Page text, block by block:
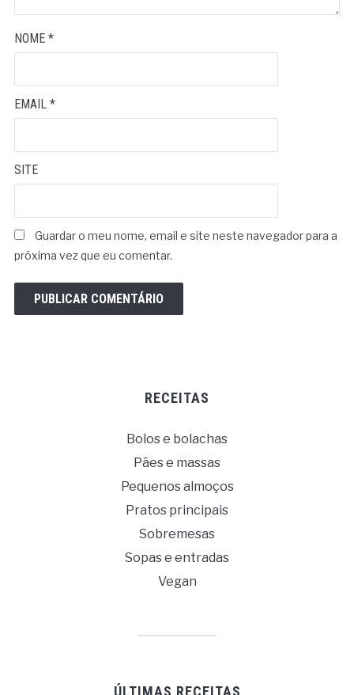
NOME *
EMAIL *
SITE
Guardar o meu nome, email e site neste navegador para a
próxima vez que eu comentar.
RECEITAS
Bolos e bolachas
Pães e massas
Pequenos almoços
Pratos principais
Sobremesas
Sopas e entradas
Vegan
ÚLTIMAS RECEITAS